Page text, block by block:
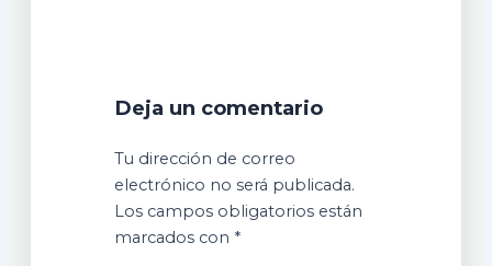
Deja un comentario
Tu dirección de correo
electrónico no será publicada.
Los campos obligatorios están
marcados con *